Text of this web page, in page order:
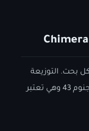
بحت. التوزيعة
تحمل واجهة رسومية مميزة وهي جنوم 43 وهي تعتبر